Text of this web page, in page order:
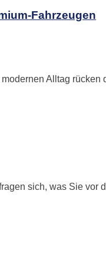
Fahrzeugen
Alltag
sich, was Sie vor